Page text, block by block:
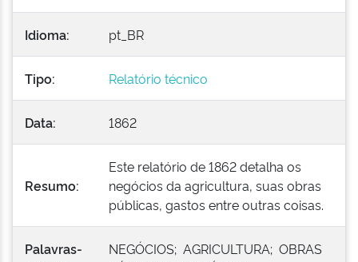
Idioma: pt_BR
Tipo: Relatório técnico
Data: 1862
Resumo:
Este relatório de 1862 detalha os
negócios da agricultura, suas obras
públicas, gastos entre outras coisas.
Palavras-
NEGÓCIOS; AGRICULTURA; OBRAS